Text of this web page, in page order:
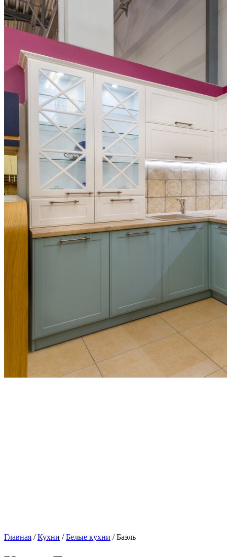
Главная /Кухни /Белые кухни / Баэль